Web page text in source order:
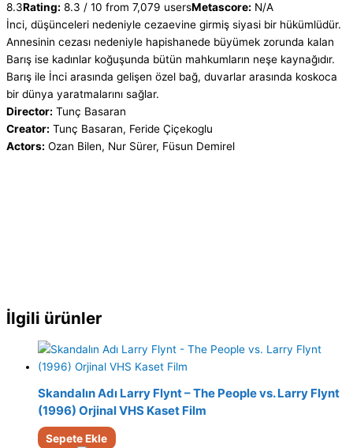
8.3Rating: 8.3 / 10 from 7,079 usersMetascore: N/A
İnci, düşünceleri nedeniyle cezaevine girmiş siyasi bir hükümlüdür.
Annesinin cezası nedeniyle hapishanede büyümek zorunda kalan
Barış ise kadınlar koğuşunda bütün mahkumların neşe kaynağıdır.
Barış ile İnci arasında gelişen özel bağ, duvarlar arasında koskoca
bir dünya yaratmalarını sağlar.
Director: Tunç Basaran
Creator: Tunç Basaran, Feride Çiçekoglu
Actors: Ozan Bilen, Nur Sürer, Füsun Demirel
İlgili ürünler
Skandalın Adı Larry Flynt – The People vs. Larry Flynt
(1996) Orjinal VHS Kaset Film
Sepete Ekle